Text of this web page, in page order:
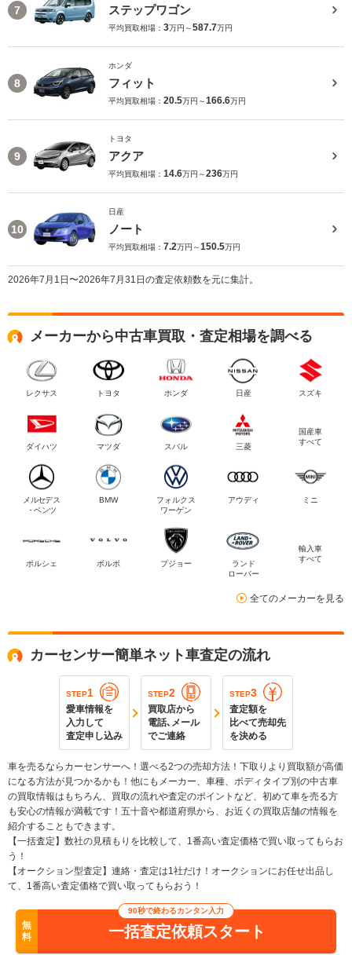
7 ステップワゴン
平均買取相場： 3万円～587.7万円
8
ホンダ
フィット
平均買取相場： 20.5万円～166.6万円
9
トヨタ
アクア
平均買取相場： 14.6万円～236万円
10
日産
ノート
平均買取相場： 7.2万円～150.5万円
2026年7月1日〜2026年7月31日の査定依頼数を元に集計。
メーカーから中古車買取・査定相場を調べる
レクサス トヨタ ホンダ 日産 スズキ
ダイハツ マツダ スバル 三菱
国産車
すべて
メルセデス
・ベンツ
BMW
フォルクス
ワーゲン
アウディ ミニ
ポルシェ ボルボ プジョー
ランド
ローバー
輸入車
すべて
全てのメーカーを見る
カーセンサー簡単ネット車査定の流れ
STEP1
愛車情報を
入力して
査定申し込み
STEP2
買取店から
電話､メール
でご連絡
STEP3
査定額を
比べて売却先
を決める
車を売るならカーセンサーへ！選べる2つの売却方法！下取りより買取額が高価
になる方法が見つかるかも！他にもメーカー、車種、ボディタイプ別の中古車
の買取情報はもちろん、買取の流れや査定のポイントなど、初めて車を売る方
も安心の情報が満載です！五十音や都道府県から、お近くの買取店舗の情報を
紹介することもできます。
【一括査定】数社の見積もりを比較して、1番高い査定価格で買い取ってもらお
う！
【オークション型査定】連絡・査定は1社だけ！オークションにお任せ出品し
て、1番高い査定価格で買い取ってもらおう！
無
料
90秒で終わるカンタン入力
一括査定依頼スタート